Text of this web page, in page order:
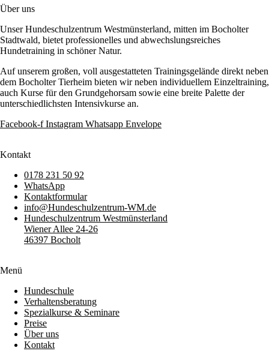
Über uns
Unser Hundeschulzentrum Westmünsterland, mitten im Bocholter
Stadtwald, bietet professionelles und abwechslungsreiches
Hundetraining in schöner Natur.
Auf unserem großen, voll ausgestatteten Trainingsgelände direkt neben
dem Bocholter Tierheim bieten wir neben individuellem Einzeltraining,
auch Kurse für den Grundgehorsam sowie eine breite Palette der
unterschiedlichsten Intensivkurse an.
Facebook-f Instagram Whatsapp Envelope
Kontakt
0178 231 50 92
WhatsApp
Kontaktformular
info@Hundeschulzentrum-WM.de
Hundeschulzentrum Westmünsterland
Wiener Allee 24-26
46397 Bocholt
Menü
Hundeschule
Verhaltensberatung
Spezialkurse & Seminare
Preise
Über uns
Kontakt